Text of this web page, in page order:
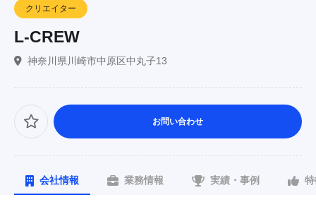
クリエイター
L-CREW
神奈川県川崎市中原区中丸子13
お問い合わせ
会社情報 業務情報 実績・事例